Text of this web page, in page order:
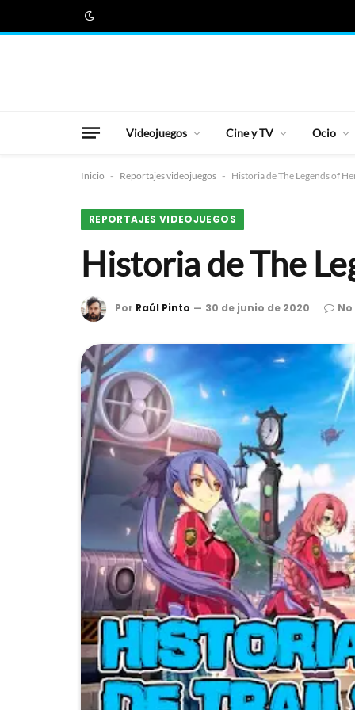
Videojuegos Cine y TV Ocio
Inicio - Reportajes videojuegos - Historia de The Legends of
REPORTAJES VIDEOJUEGOS
Historia de The
Por Raúl Pinto 30 de junio de 2020